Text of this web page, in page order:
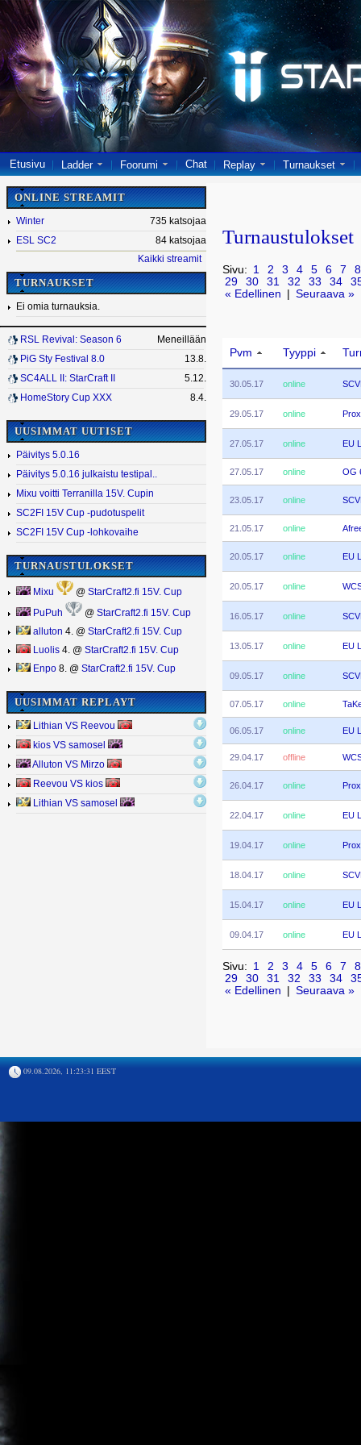
Etusivu Ladder Foorumi Chat Replay Turnaukset
ONLINE STREAMIT
Winter
735 katsojaa
ESL SC2
84 katsojaa
Kaikki streamit
TURNAUKSET
Ei omia turnauksia.
RSL Revival: Season 6
Meneillään
PiG Sty Festival 8.0
13.8.
SC4ALL II: StarCraft II
5.12.
HomeStory Cup XXX
8.4.
UUSIMMAT UUTISET
Päivitys 5.0.16
Päivitys 5.0.16 julkaistu testipal..
Mixu voitti Terranilla 15V. Cupin
SC2FI 15V Cup -pudotuspelit
SC2FI 15V Cup -lohkovaihe
TURNAUSTULOKSET
Mixu @ StarCraft2.fi 15V. Cup
PuPuh @ StarCraft2.fi 15V. Cup
alluton 4. @ StarCraft2.fi 15V. Cup
Luolis 4. @ StarCraft2.fi 15V. Cup
Enpo 8. @ StarCraft2.fi 15V. Cup
UUSIMMAT REPLAYT
Lithian VS Reevou
kios VS samosel
Alluton VS Mirzo
Reevou VS kios
Lithian VS samosel
Turnaustulokset
Sivu: 1 2 3 4 5 6 7
8
29
30 31 32 33 34
« Edellinen
Seuraava »
Pvm Tyyppi
30.05.17 online
29.05.17 online
27.05.17 online EU
27.05.17 online OG
23.05.17 online
21.05.17 online
20.05.17 online EU
20.05.17 online
16.05.17 online
13.05.17 online EU
09.05.17 online
07.05.17 online
06.05.17 online EU
29.04.17 offline
26.04.17 online
22.04.17 online EU
19.04.17 online
18.04.17 online
15.04.17 online EU
09.04.17 online EU
Sivu: 1 2 3 4 5 6 7
8
29
30 31 32 33 34
« Edellinen
Seuraava »
09.08.2026, 11:23:31 EEST